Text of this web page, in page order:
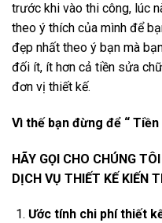
trước khi vào thi công, lúc
theo ý thích của mình để
đẹp nhất theo ý bạn mà
đối ít, ít hơn cả tiền sửa
đơn vị thiết kế.
Vì thế bạn đừng để “
HÃY GỌI CHO CHÚNG
DỊCH VỤ THIẾT KẾ KIẾN
Ước tính chi phí thiết